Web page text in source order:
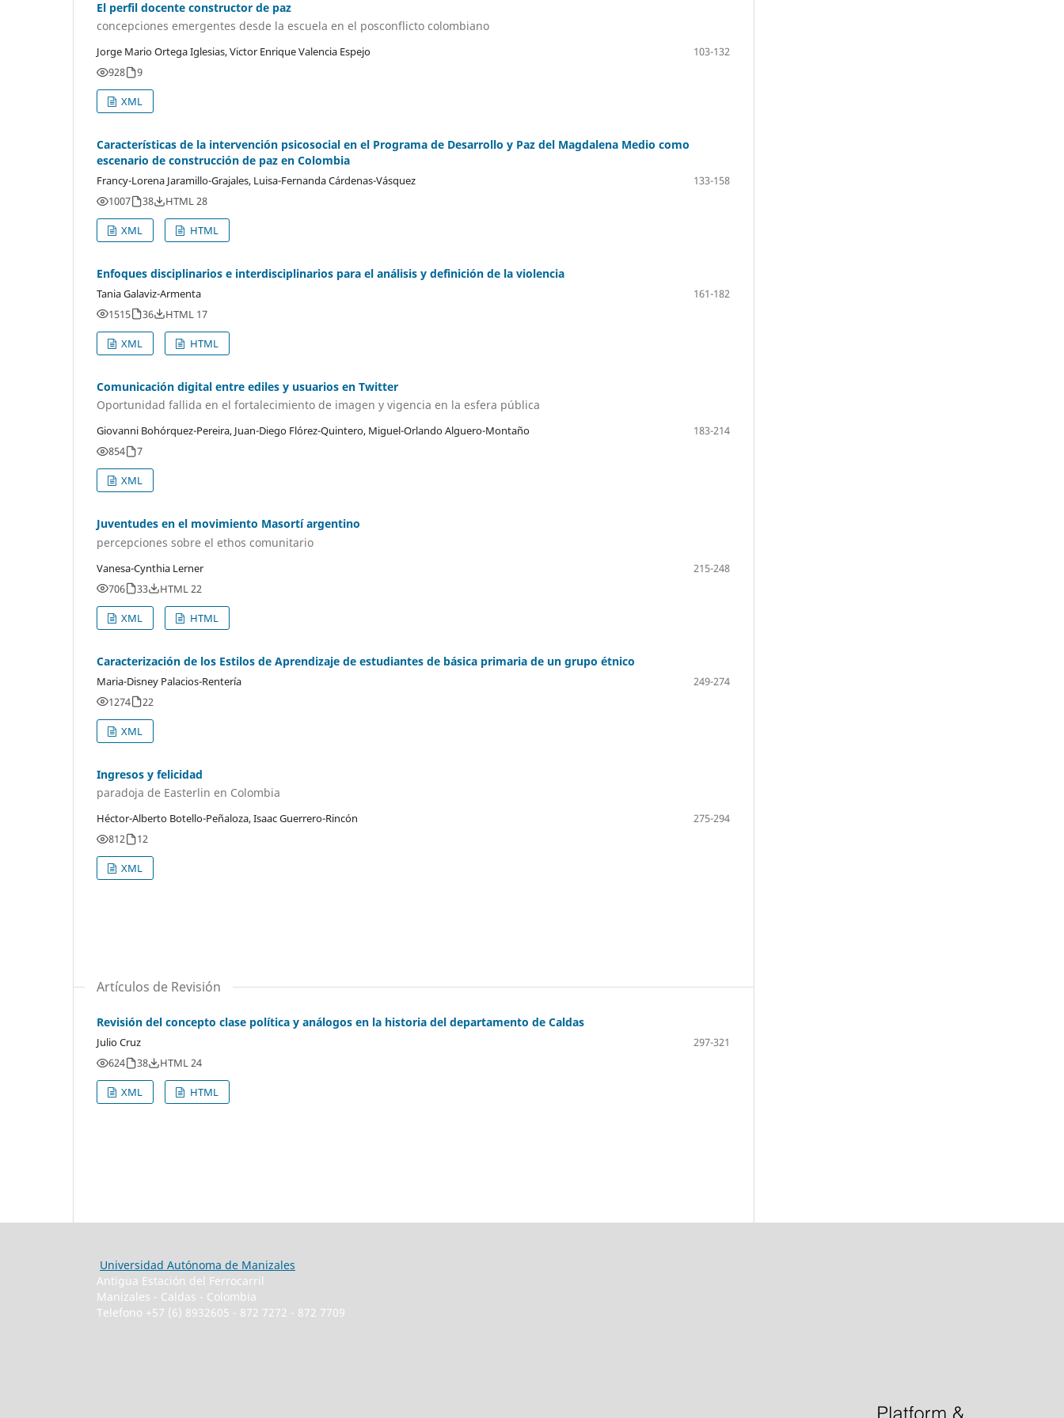
El perfil docente constructor de paz
concepciones emergentes desde la escuela en el posconflicto colombiano
Jorge Mario Ortega Iglesias, Victor Enrique Valencia Espejo
103-132
928
9
XML
Características de la intervención psicosocial en el Programa de Desarrollo y Paz del Magdalena Medio como
escenario de construcción de paz en Colombia
Francy-Lorena Jaramillo-Grajales, Luisa-Fernanda Cárdenas-Vásquez
133-158
1007
38 HTML 28
XML HTML
Enfoques disciplinarios e interdisciplinarios para el análisis y definición de la violencia
Tania Galaviz-Armenta
161-182
1515
36 HTML 17
XML HTML
Comunicación digital entre ediles y usuarios en Twitter
Oportunidad fallida en el fortalecimiento de imagen y vigencia en la esfera pública
Giovanni Bohórquez-Pereira, Juan-Diego Flórez-Quintero, Miguel-Orlando Alguero-Montaño
183-214
854
7
XML
Juventudes en el movimiento Masortí argentino
percepciones sobre el ethos comunitario
Vanesa-Cynthia Lerner
215-248
706
33 HTML 22
XML HTML
Caracterización de los Estilos de Aprendizaje de estudiantes de básica primaria de un grupo étnico
Maria-Disney Palacios-Rentería
249-274
1274
22
XML
Ingresos y felicidad
paradoja de Easterlin en Colombia
Héctor-Alberto Botello-Peñaloza, Isaac Guerrero-Rincón
275-294
812
12
XML
Artículos de Revisión
Revisión del concepto clase política y análogos en la historia del departamento de Caldas
Julio Cruz
297-321
624
38 HTML 24
XML HTML
Universidad Autónoma de Manizales
Antigua Estación del Ferrocarril
Manizales - Caldas - Colombia
Telefono +57 (6) 8932605 - 872 7272 - 872 7709